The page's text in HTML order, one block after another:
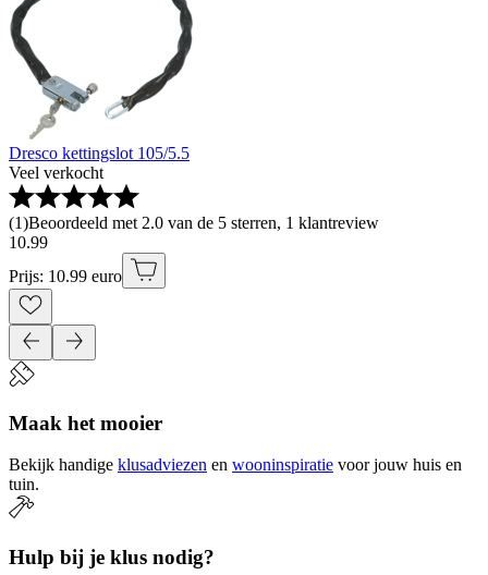
Dresco kettingslot 105/5.5
Veel verkocht
(1)Beoordeeld met 2.0 van de 5 sterren, 1 klantreview
10.99
Prijs: 10.99 euro
Maak het mooier
Bekijk handige klusadviezen en wooninspiratie voor jouw huis en
tuin.
Hulp bij je klus nodig?